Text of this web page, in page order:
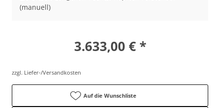
(manuell)
3.633,00 € *
zzgl. Liefer-/Versandkosten
Auf die Wunschliste